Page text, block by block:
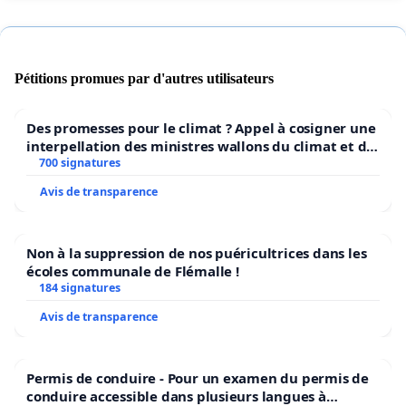
Pétitions promues par d'autres utilisateurs
Des promesses pour le climat ? Appel à cosigner une
interpellation des ministres wallons du climat et de
l’environnement.
700 signatures
Avis de transparence
Non à la suppression de nos puéricultrices dans les
écoles communale de Flémalle !
184 signatures
Avis de transparence
Permis de conduire - Pour un examen du permis de
conduire accessible dans plusieurs langues à